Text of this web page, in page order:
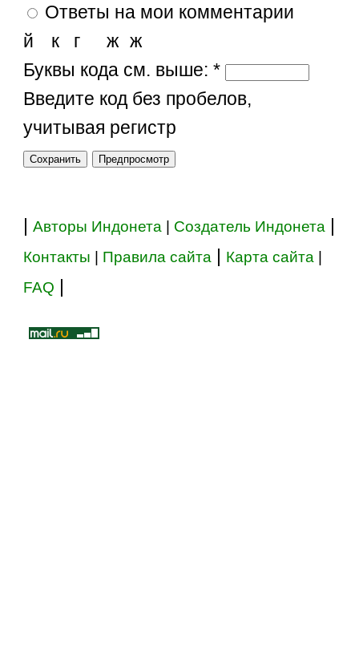
Ответы на мои комментарии
ж ж
к
й
г
Буквы кода см. выше:*
Введите код без пробелов,
учитывая регистр
|Авторы Индонета Создатель Индонета |
Контакты Правила сайта | Карта сайта
FAQ |